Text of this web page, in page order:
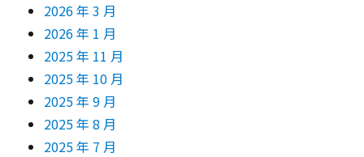
2026 年 3 月
2026 年 1 月
2025 年 11 月
2025 年 10 月
2025 年 9 月
2025 年 8 月
2025 年 7 月